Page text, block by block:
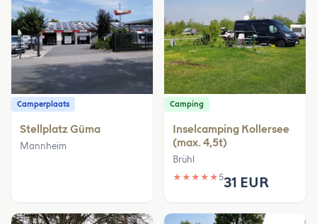
Camperplaats
Stellplatz Güma
Mannheim
Camping
Inselcamping Kollersee
(max. 4,5t)
Brühl
★ ★ ★ ★ ★531 EUR